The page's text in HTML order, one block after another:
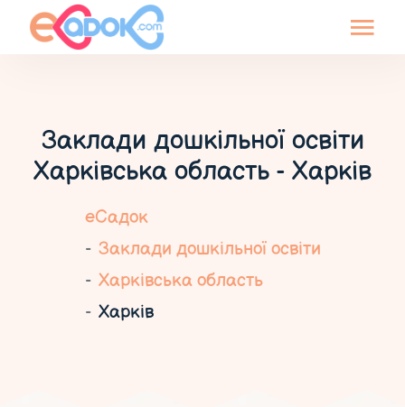
Заклади дошкільної освіти
Харківська область - Харків
еСадок
Заклади дошкільної освіти
Харківська область
Харків